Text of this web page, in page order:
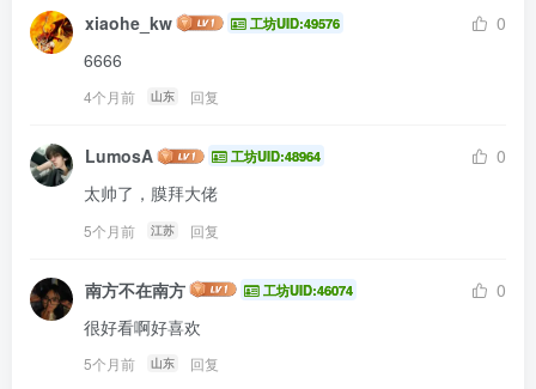
xiaohe_kw 工坊UID:49576
0
6666
4个月前 山东 回复
LumosA 工坊UID:48964
0
太帅了，膜拜大佬
5个月前 江苏 回复
南方不在南方 工坊UID:46074
0
很好看啊好喜欢
5个月前 山东 回复